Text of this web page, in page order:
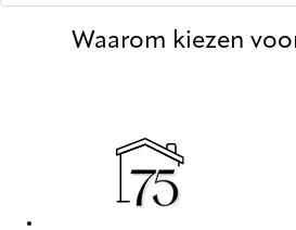
Waarom kiezen